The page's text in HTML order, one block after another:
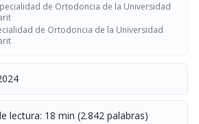
de Ortodoncia de la Universidad
de Ortodoncia de la Universidad
lectura: 18 min (2.842 palabras)